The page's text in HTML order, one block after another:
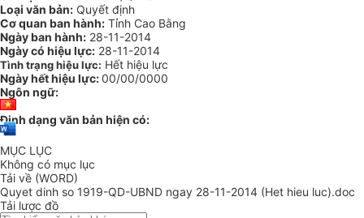
Loại văn bản: Quyết định
Cơ quan ban hành: Tỉnh Cao Bằng
Ngày ban hành: 28-11-2014
Ngày có hiệu lực: 28-11-2014
Tình trạng hiệu lực: Hết hiệu lực
Ngày hết hiệu lực:00/00/0000
Ngôn ngữ:
Định dạng văn bản hiện có:
MỤC LỤC
Không có mục lục
Tải về (WORD)
Quyet dinh so 1919-QD-UBND ngay 28-11-2014 (Het hieu luc).doc
Tải lược đồ